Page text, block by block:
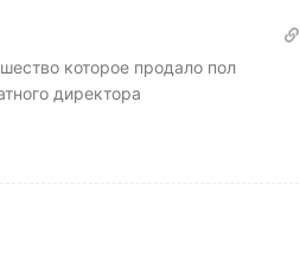
которое продало пол
директора